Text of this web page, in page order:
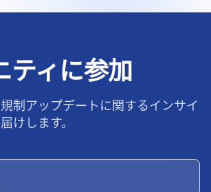
ティに参加
制アップデートに関するインサイ
けします。